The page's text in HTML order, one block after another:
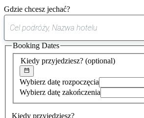
Gdzie chcesz jechać?
sugestia
została
znaleziona
Kiedy przyjedziesz? (optional)
Wybierz datę rozpoczęcia
Wybierz datę zakończenia
Kiedy przyjedziesz?
Booking Dates